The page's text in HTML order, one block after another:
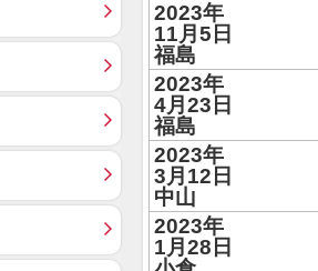
2023年
11月5日
福島
2023年
4月23日
福島
2023年
3月12日
中山
2023年
1月28日